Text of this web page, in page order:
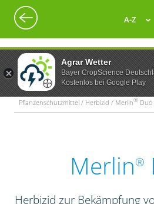
Agrar Wetter
Bayer CropScience
Kostenlos bei Google Play
A-Z
Pflanzenschutzmittel / Herbizid / Merlin® Duo
Merlin®
Herbizid zur Bekämpfung